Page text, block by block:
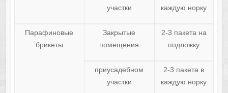
участки
каждую норку
Парафиновые
брикеты
Закрытые
помещения
2-3 пакета на
подложку
приусадебном
участки
2-3 пакета в
каждую норку